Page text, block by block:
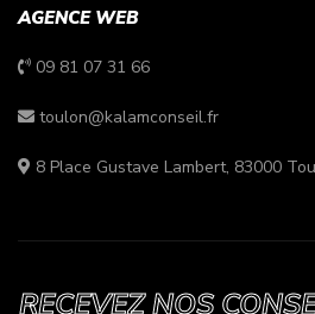
AGENCE WEB
09 81 07 31 66
toulon@kalamconseil.fr
8 Place Gustave Lambert, 83000
RECEVEZ NOS